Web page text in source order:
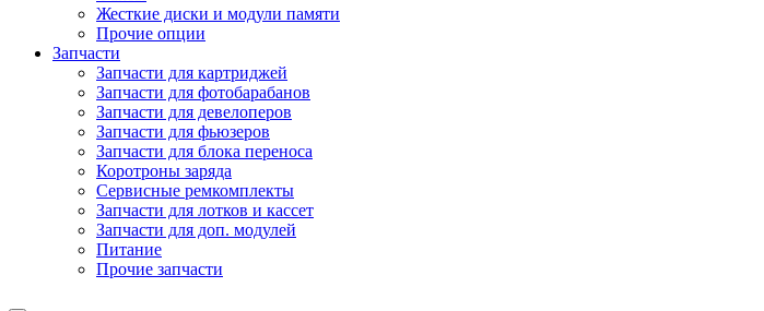
Жесткие диски и модули памяти
Прочие опции
Запчасти
Запчасти для картриджей
Запчасти для фотобарабанов
Запчасти для девелоперов
Запчасти для фьюзеров
Запчасти для блока переноса
Коротроны заряда
Сервисные ремкомплекты
Запчасти для лотков и кассет
Запчасти для доп. модулей
Питание
Прочие запчасти